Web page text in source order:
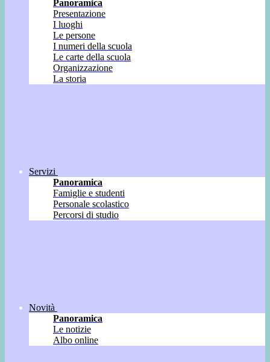
Panoramica
Presentazione
I luoghi
Le persone
I numeri della scuola
Le carte della scuola
Organizzazione
La storia
Servizi
Panoramica
Famiglie e studenti
Personale scolastico
Percorsi di studio
Novità
Panoramica
Le notizie
Albo online